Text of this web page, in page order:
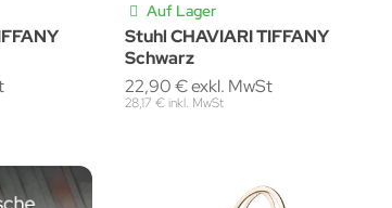
Auf Lager
Stuhl CHAVIARI TIFFANY
Schwarz
22,90 € exkl. MwSt
28,17 € inkl. MwSt